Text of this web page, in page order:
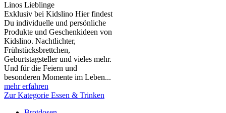
Linos Lieblinge
Exklusiv bei Kidslino Hier findest
Du individuelle und persönliche
Produkte und Geschenkideen von
Kidslino. Nachtlichter,
Frühstücksbrettchen,
Geburtstagsteller und vieles mehr.
Und für die Feiern und
besonderen Momente im Leben...
mehr erfahren
Zur Kategorie Essen & Trinken